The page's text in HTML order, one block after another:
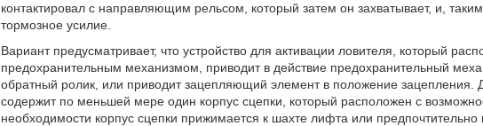
контактировал с направляющим рельсом, который затем он захватывает, и,
тормозное усилие.
Вариант предусматривает, что устройство для активации ловителя, который
предохранительным механизмом, приводит в действие предохранительный
обратный ролик, или приводит зацепляющий элемент в положение зацепления.
содержит по меньшей мере один корпус сцепки, который расположен с
необходимости корпус сцепки прижимается к шахте лифта или